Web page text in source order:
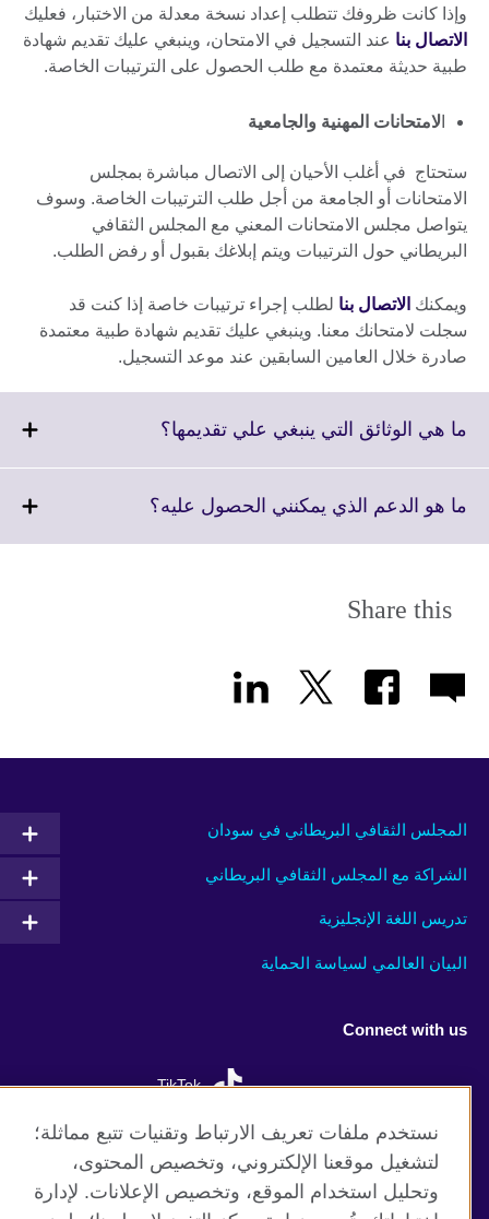
وإذا كانت ظروفك تتطلب إعداد نسخة معدلة من الاختبار، فعليك
الاتصال بنا عند التسجيل في الامتحان، وينبغي عليك تقديم شهادة
طبية حديثة معتمدة مع طلب الحصول على الترتيبات الخاصة.
لامتحانات المهنية والجامعية
ستحتاج في أغلب الأحيان إلى الاتصال مباشرة بمجلس
الامتحانات أو الجامعة من أجل طلب الترتيبات الخاصة. وسوف
يتواصل مجلس الامتحانات المعني مع المجلس الثقافي
البريطاني حول الترتيبات ويتم إبلاغك بقبول أو رفض الطلب.
ويمكنك الاتصال بنا لطلب إجراء ترتيبات خاصة إذا كنت قد
سجلت لامتحانك معنا. وينبغي عليك تقديم شهادة طبية معتمدة
صادرة خلال العامين السابقين عند موعد التسجيل.
ما هي الوثائق التي ينبغي علي تقديمها؟
Moreما هو الدعم الذي يمكنني الحصول عليه؟
Share this
المجلس الثقافي البريطاني في سودان
الشراكة مع المجلس الثقافي البريطاني
تدريس اللغة الإنجليزية
البيان العالمي لسياسة الحماية
Connect with us
TikTok
موقع المجلس الثقافي البريطاني العالمي
نستخدم ملفات تعريف الارتباط وتقنيات تتبع مماثلة؛
لتشغيل موقعنا الإلكتروني، وتخصيص المحتوى،
وتحليل استخدام الموقع، وتخصيص الإعلانات. لإدارة